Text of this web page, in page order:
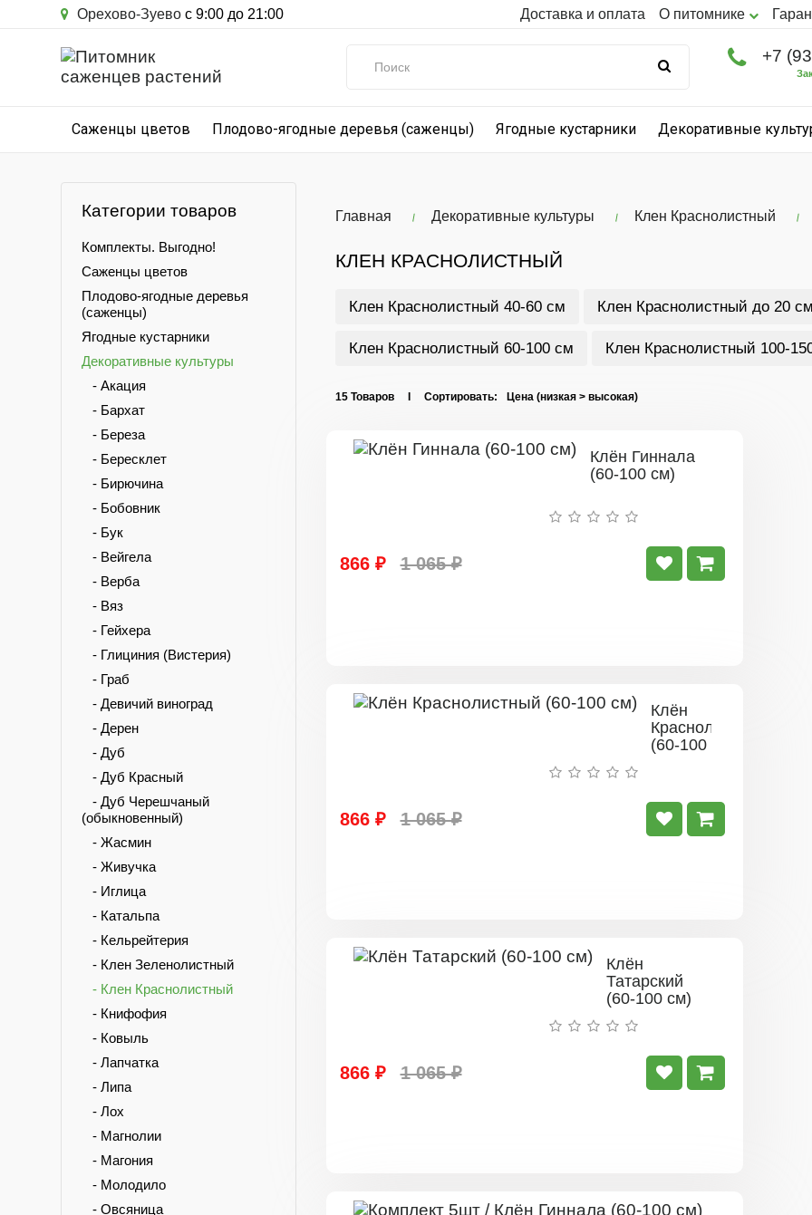
Орехово-Зуево с 9:00 до 21:00 Доставка и оплата О питомнике
+7
Саженцы цветов Плодово-ягодные деревья (саженцы) Ягодные кустарники Декоративные
Категории товаров
Комплекты. Выгодно!
Саженцы цветов
Плодово-ягодные деревья
(саженцы)
Ягодные кустарники
Декоративные культуры
- Акация
- Бархат
- Береза
- Бересклет
- Бирючина
- Бобовник
- Бук
- Вейгела
- Верба
- Вяз
- Гейхера
- Глициния (Вистерия)
- Граб
- Девичий виноград
- Дерен
- Дуб
- Дуб Красный
- Дуб Черешчаный
(обыкновенный)
- Жасмин
- Живучка
- Иглица
- Катальпа
- Кельрейтерия
- Клен Зеленолистный
- Клен Краснолистный
- Книфофия
- Ковыль
- Лапчатка
- Липа
- Лох
- Магнолии
- Магония
- Молодило
- Овсяница
Главная Декоративные культуры Клен Краснолистный
КЛЕН КРАСНОЛИСТНЫЙ
Клен Краснолистный 40-60 см Клен Краснолистный до 20
Клен Краснолистный 60-100 см Клен Краснолистный 100-
15 Товаров I Сортировать:
Клён Гиннала
(60-100 см)
866 ₽ 1 065 ₽
Клён
Краснолистный
(60-100
866 ₽ 1 065 ₽
Клён
Татарский
(60-100 см)
866 ₽ 1 065 ₽